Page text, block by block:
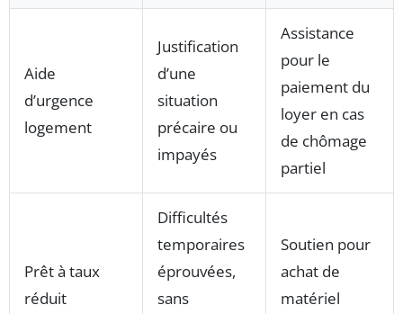
Aide
d’urgence
logement
Justification
d’une
situation
précaire ou
impayés
Assistance
pour le
paiement du
loyer en cas
de chômage
partiel
Prêt à taux
réduit
Difficultés
temporaires
éprouvées,
sans
Soutien pour
achat de
matériel